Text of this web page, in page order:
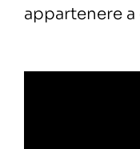
appartenere